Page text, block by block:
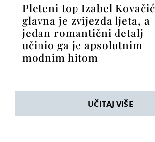
Pleteni top Izabel Kovačić
glavna je zvijezda ljeta, a
jedan romantični detalj
učinio ga je apsolutnim
modnim hitom
UČITAJ VIŠE